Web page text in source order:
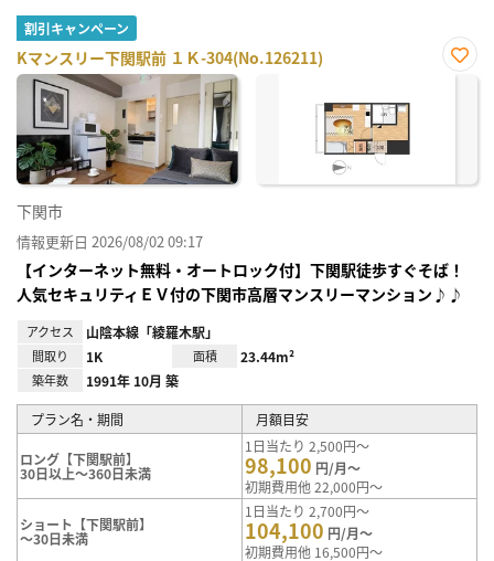
割引キャンペーン
Kマンスリー下関駅前 １Ｋ-304(No.126211)
お気
下関市
情報更新日 2026/08/02 09:17
【インターネット無料・オートロック付】下関駅徒歩すぐそば！
人気セキュリティＥＶ付の下関市高層マンスリーマンション♪♪
アクセス 山陰本線「綾羅木駅」
間取り 1K 面積 23.44m²
築年数 1991年 10月 築
プラン名・期間 月額目安
ロング【下関駅前】
30日以上～360日未満
1日当たり 2,500円～
98,100 円/月～
初期費用他 22,000円～
ショート【下関駅前】
～30日未満
1日当たり 2,700円～
104,100 円/月～
初期費用他 16,500円～